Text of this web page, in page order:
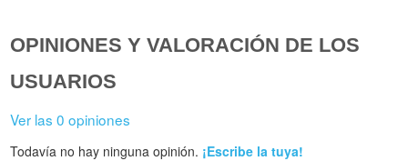
OPINIONES Y VALORACIÓN DE LOS
USUARIOS
Ver las 0 opiniones
Todavía no hay ninguna opinión. ¡Escribe la tuya!